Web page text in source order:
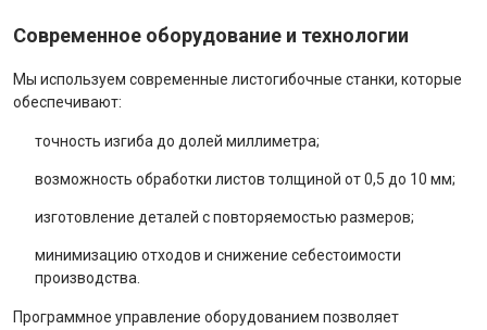
Современное оборудование и технологии
Мы используем современные листогибочные станки, которые
обеспечивают:
точность изгиба до долей миллиметра;
возможность обработки листов толщиной от 0,5 до 10 мм;
изготовление деталей с повторяемостью размеров;
минимизацию отходов и снижение себестоимости
производства.
Программное управление оборудованием позволяет